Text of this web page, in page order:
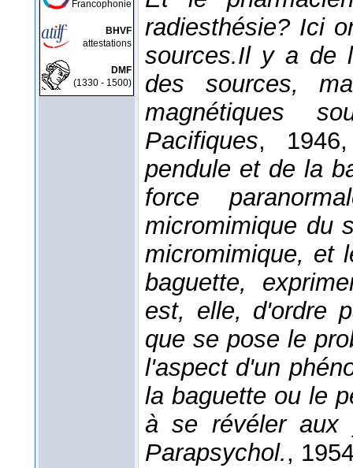
Francophonie
BHVF
attestations
DMF
(1330 - 1500)
radiesthésie? Ici
sources.Il y a de
des sources,
magnétiques
Pacifiques, 1946
pendule et de la
force
micromimique du
micromimique, et
baguette,
est, elle, d'ordre
que se pose le
l'aspect d'un
la baguette ou le
à se révéler aux
Parapsychol.,